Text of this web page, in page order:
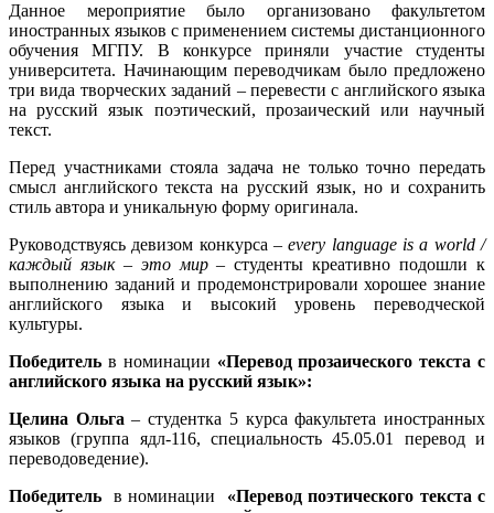
Данное мероприятие было организовано факультетом
иностранных языков с применением системы дистанционного
обучения МГПУ. В конкурсе приняли участие студенты
университета. Начинающим переводчикам было предложено
три вида творческих заданий – перевести с английского языка
на русский язык поэтический, прозаический или научный
текст.
Перед участниками стояла задача не только точно передать
смысл английского текста на русский язык, но и сохранить
стиль автора и уникальную форму оригинала.
Руководствуясь девизом конкурса –every language is a world /
каждый язык – это мир– студенты креативно подошли к
выполнению заданий и продемонстрировали хорошее знание
английского языка и высокий уровень переводческой
культуры.
Победитель в номинации «Перевод прозаического текста с
английского языка на русский язык»:
Целина Ольга – студентка 5 курса факультета иностранных
языков (группа ядл-116, специальность 45.05.01 перевод и
переводоведение).
Победитель в номинации
«Перевод поэтического текста с